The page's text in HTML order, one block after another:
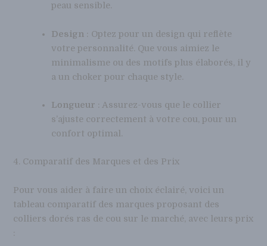
peau sensible.
Design : Optez pour un design qui reflète
votre personnalité. Que vous aimiez le
minimalisme ou des motifs plus élaborés, il y
a un choker pour chaque style.
Longueur : Assurez-vous que le collier
s’ajuste correctement à votre cou, pour un
confort optimal.
4. Comparatif des Marques et des Prix
Pour vous aider à faire un choix éclairé, voici un
tableau comparatif des marques proposant des
colliers dorés ras de cou sur le marché, avec leurs prix
: